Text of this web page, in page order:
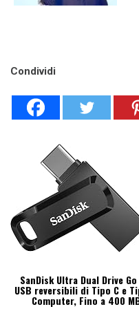
Condividi
SanDisk Ultra Dual Drive
USB reversibili di Tipo C e
Computer, Fino a 400